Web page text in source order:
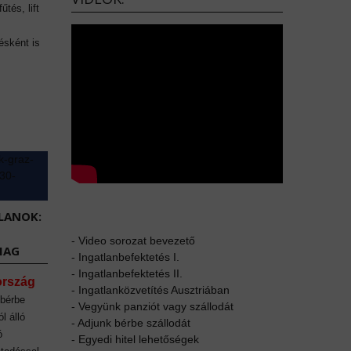
lift
is
álló
- Video sorozat bevezető
- Ingatlanbefektetés I.
- Ingatlanbefektetés II.
- Ingatlanközvetítés Ausztriában
- Vegyünk panziót vagy szállodát
- Adjunk bérbe szállodát
- Egyedi hitel lehetőségek